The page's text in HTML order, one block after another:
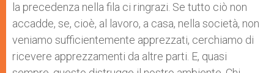
la precedenza nella fila ci ringrazi. Se tutto ciò non
accadde, se, cioè, al lavoro, a casa, nella società, non
veniamo sufficientemente apprezzati, cerchiamo di
ricevere apprezzamenti da altre parti. E, quasi